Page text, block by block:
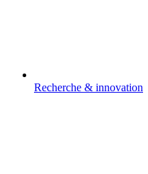
Recherche & innovation